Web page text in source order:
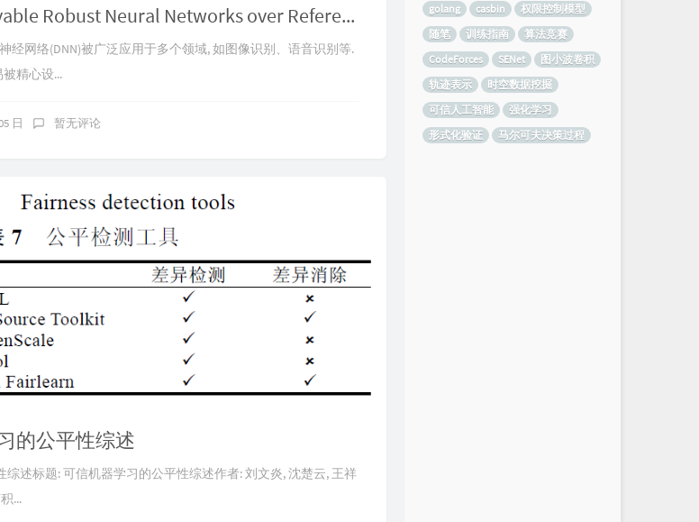
Robustra: Training Provable Robust Neural Networks over Reference Adversarial Space
经网络(DNN)被广泛应用于多个领域, 如图像识别、语音识别等.
精心设...
日 暂无评论
的公平性综述
综述标题: 可信机器学习的公平性综述作者: 刘文炎, 沈楚云, 王祥
...
golang
casbin
权限控制模型
随笔
训练指南
算法竞赛
CodeForces
SENet
图小波卷积
轨迹表示
时空数据挖掘
可信人工智能
强化学习
形式化验证
马尔可夫决策过程